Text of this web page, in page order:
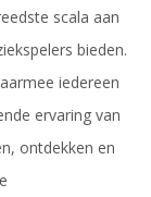
scala aan
bieden.
iedereen
ervaring van
ontdekken en